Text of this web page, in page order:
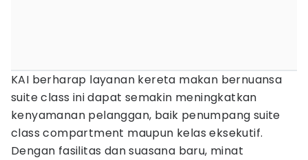
KAI berharap layanan kereta makan bernuansa
suite class ini dapat semakin meningkatkan
kenyamanan pelanggan, baik penumpang suite
class compartment maupun kelas eksekutif.
Dengan fasilitas dan suasana baru, minat